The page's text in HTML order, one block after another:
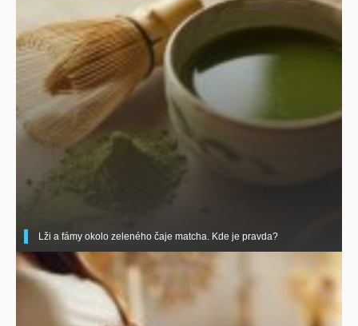
Lži a fámy okolo zeleného čaje matcha. Kde je pravda?